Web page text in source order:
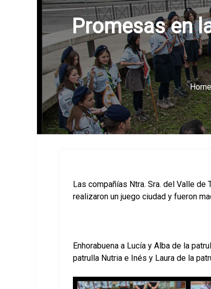
Promesas en
Home
Las compañías Ntra. Sra. del Valle de
realizaron un juego ciudad y fueron
Enhorabuena a Lucía y Alba de la
patrulla Nutria e Inés y Laura de la